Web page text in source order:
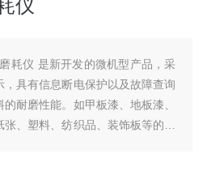
仪
耗仪 是新开发的微机型产品，采
具有信息断电保护以及故障查询
耐磨性能。如甲板漆、地板漆、
、塑料、纺织品、装饰板等的耐